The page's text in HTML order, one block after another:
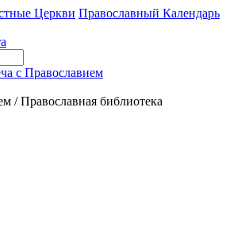
Церкви Православный Календарь
с Православием
/ Православная библиотека